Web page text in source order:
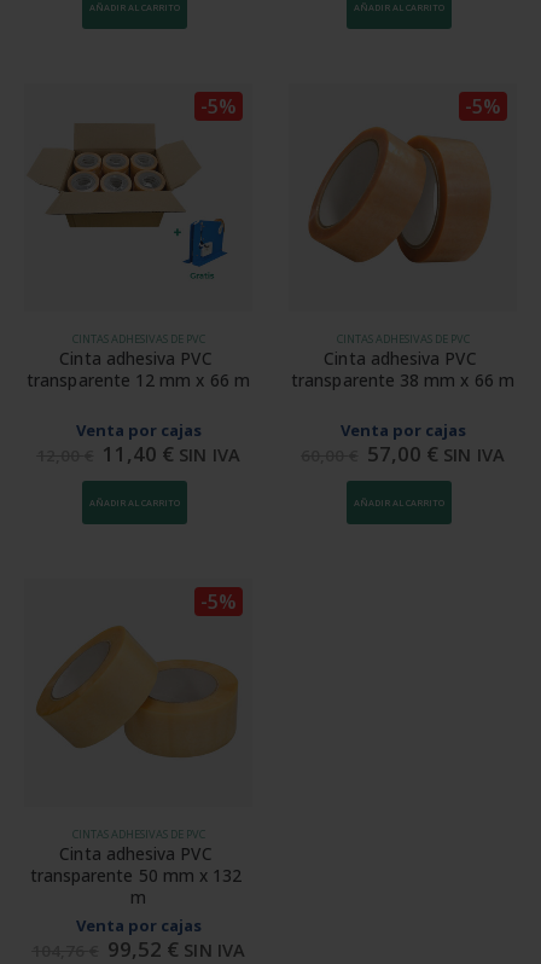
AÑADIR AL CARRITO AÑADIR AL CARRITO
CINTAS ADHESIVAS DE PVC
Cinta adhesiva PVC
transparente 12 mm x 66 m
Venta por cajas
11,40 € SIN IVA
-5%
AÑADIR AL CARRITO
CINTAS ADHESIVAS DE PVC
Cinta adhesiva PVC
transparente 38 mm x 66 m
Venta por cajas
57,00 € SIN IVA
-5%
AÑADIR AL CARRITO
CINTAS ADHESIVAS DE PVC
Cinta adhesiva PVC
transparente 50 mm x 132
m
Venta por cajas
99,52 € SIN IVA
-5%